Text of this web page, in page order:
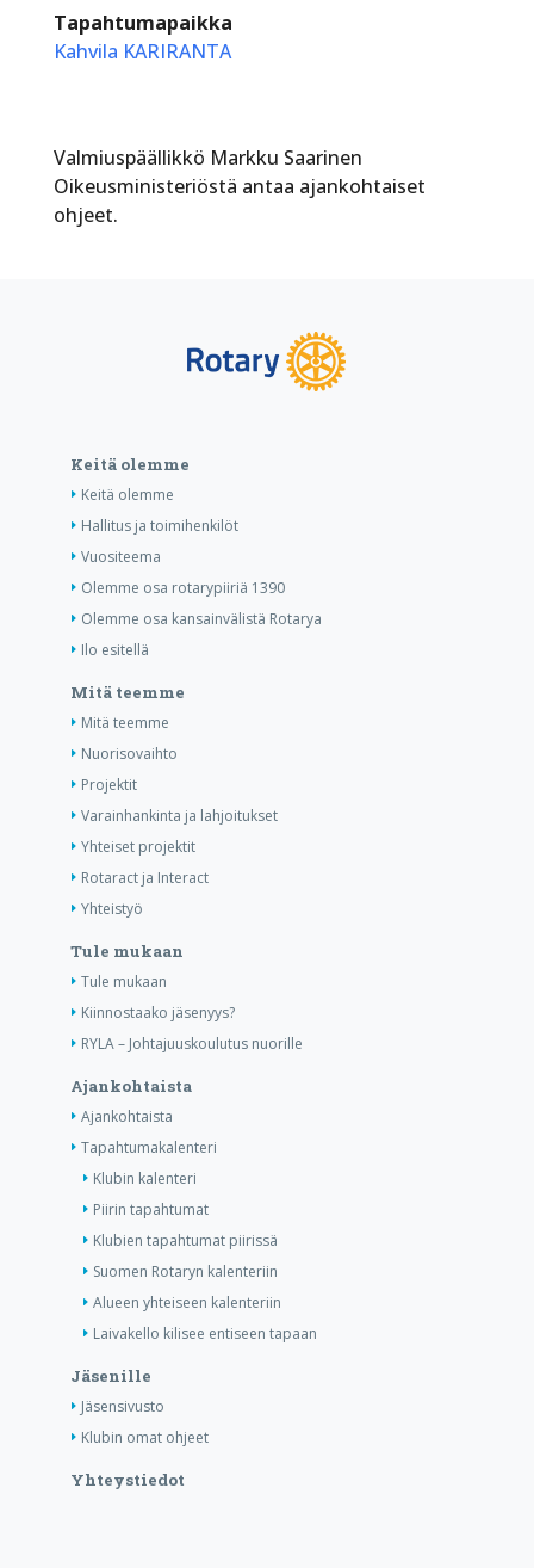
Tapahtumapaikka
Kahvila KARIRANTA
Valmiuspäällikkö Markku Saarinen
Oikeusministeriöstä antaa ajankohtaiset
ohjeet.
Keitä olemme
Keitä olemme
Hallitus ja toimihenkilöt
Vuositeema
Olemme osa rotarypiiriä 1390
Olemme osa kansainvälistä Rotarya
Ilo esitellä
Mitä teemme
Mitä teemme
Nuorisovaihto
Projektit
Varainhankinta ja lahjoitukset
Yhteiset projektit
Rotaract ja Interact
Yhteistyö
Tule mukaan
Tule mukaan
Kiinnostaako jäsenyys?
RYLA – Johtajuuskoulutus nuorille
Ajankohtaista
Ajankohtaista
Tapahtumakalenteri
Klubin kalenteri
Piirin tapahtumat
Klubien tapahtumat piirissä
Suomen Rotaryn kalenteriin
Alueen yhteiseen kalenteriin
Laivakello kilisee entiseen tapaan
Jäsenille
Jäsensivusto
Klubin omat ohjeet
Yhteystiedot